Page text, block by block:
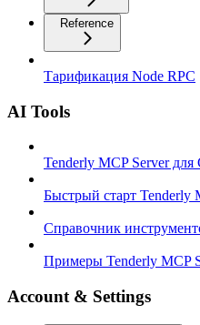
Reference
Тарификация Node RPC
AI Tools
Tenderly MCP Server для
Быстрый старт Tenderly
Справочник
Примеры Tenderly MCP
Account & Settings